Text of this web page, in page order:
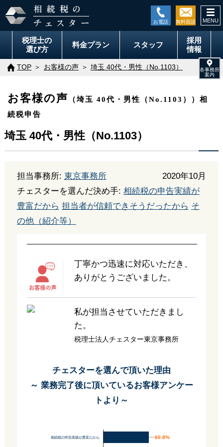
税理士の
選び方
料金プラン スタッフ
採用
情報
TOP お客様の声 埼玉 40代・男性（No.1103）
お客様の声
（埼玉 40代・男性（No.1103））相
続税申告
埼玉 40代・男性（No.1103）
担当事務所: 東京事務所
2020年10月
チェスターを選んだ決め手: 相続税の申告実績が
豊富だから 担当者が信頼できそうだったから そ
の他（紹介等）
丁寧かつ迅速に対応いただき、
ありがとうございました。
私が担当させていただきまし
た。
税理士法人チェスター東京事務所
チェスターを選んで頂いた理由
～ 業務完了後に頂いているお客様アンケー
トより～
相続税の申告実績が豊富だから 60.8%
60.8%